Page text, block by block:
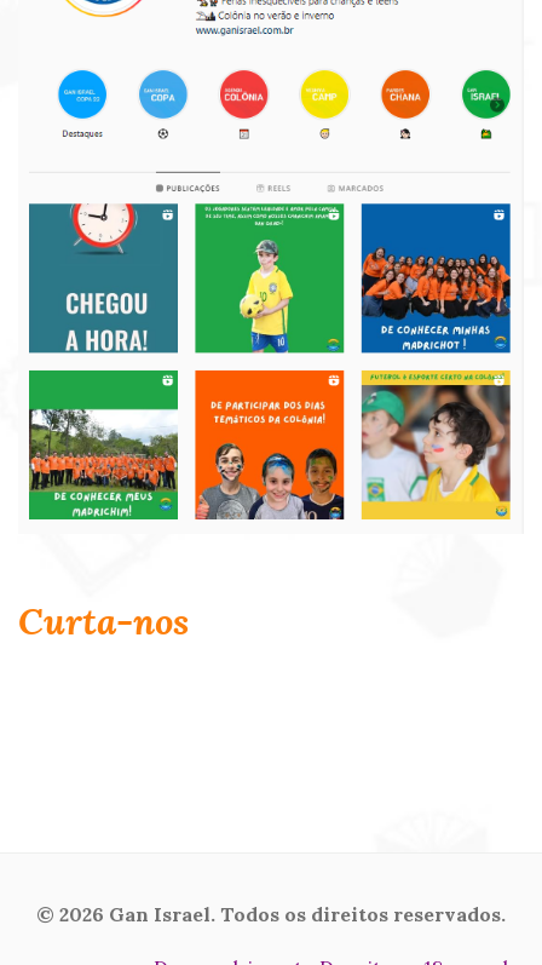
Curta-nos
© 2026 Gan Israel. Todos os direitos reservados.